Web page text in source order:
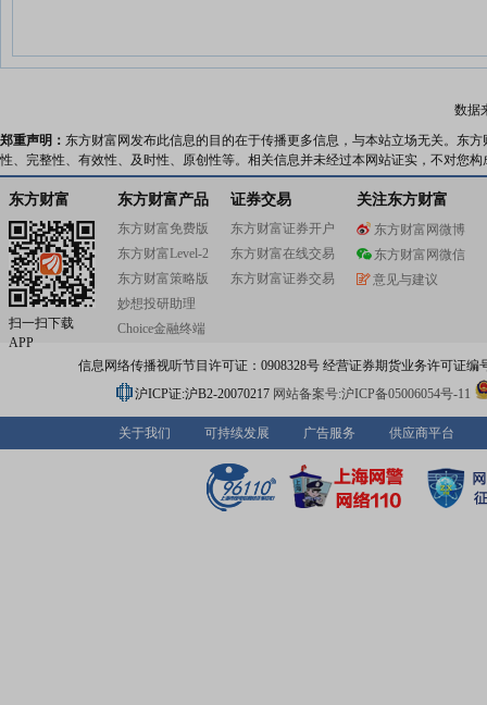
数据
郑重声明： 东方财富网发布此信息的目的在于传播更多信息，与本站立场无关。东
性、完整性、有效性、及时性、原创性等。相关信息并未经过本网站证实，不对您
东方财富
扫一扫下载
APP
东方财富产品
东方财富免费版
东方财富Level-2
东方财富策略版
妙想投研助理
Choice金融终端
证券交易
东方财富证券开户
东方财富在线交易
东方财富证券交易
关注东方财富
东方财富网微博
东方财富网微信
意见与建议
信息网络传播视听节目许可证：0908328号 经营证券期货业务许可证编
沪ICP证:沪B2-20070217 网站备案号:沪ICP备05006054号-11
关于我们 可持续发展 广告服务 供应商平台